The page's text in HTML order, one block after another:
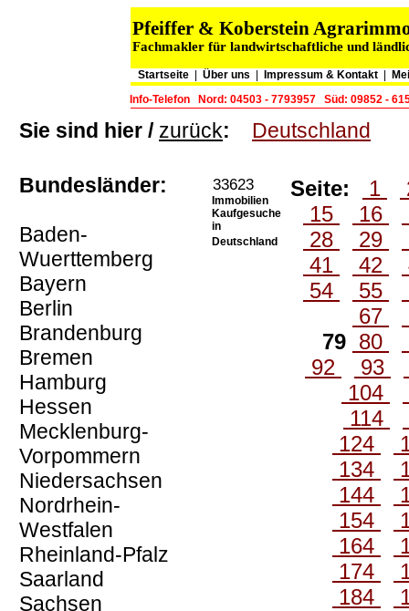
Pfeiffer & Koberstein
Fachmakler für landwirtschaftliche und
Startseite |Über uns Impressum & Kontakt
Info-Telefon
Nord: 04503 - 7793957 Süd: 09852 -
Sie sind hier / zurück: Deutschland
Bundesländer:
Baden-
Wuerttemberg
Bayern
Berlin
Brandenburg
Bremen
Hamburg
Hessen
Mecklenburg-
Vorpommern
Niedersachsen
Nordrhein-
Westfalen
Rheinland-Pfalz
Saarland
Sachsen
33623
Immobilien
Kaufgesuche
in
Deutschland
Seite: 1
15
16
28
29
41
42
54
55
67
79 80
92
93
104
114
124
134
144
154
164
174
184